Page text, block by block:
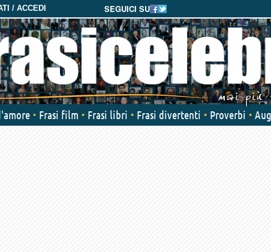
SEGUICI SU
/ ACCEDI
Frasi film Frasi libri Frasi divertenti Proverbi